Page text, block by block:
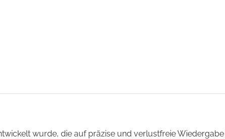
wurde, die auf präzise und verlustfreieWiedergabe